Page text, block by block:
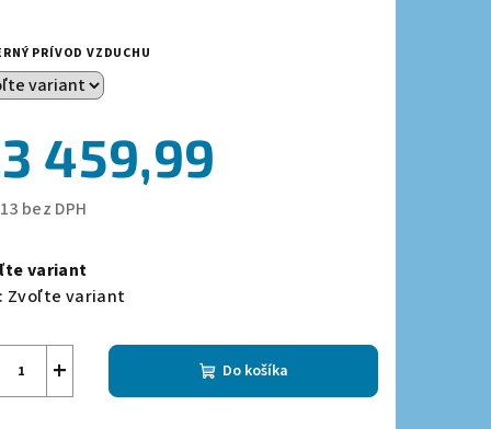
PRÍVOD VZDUCHU
459,99
bez DPH
variant
Zvoľte variant
+ Do košíka